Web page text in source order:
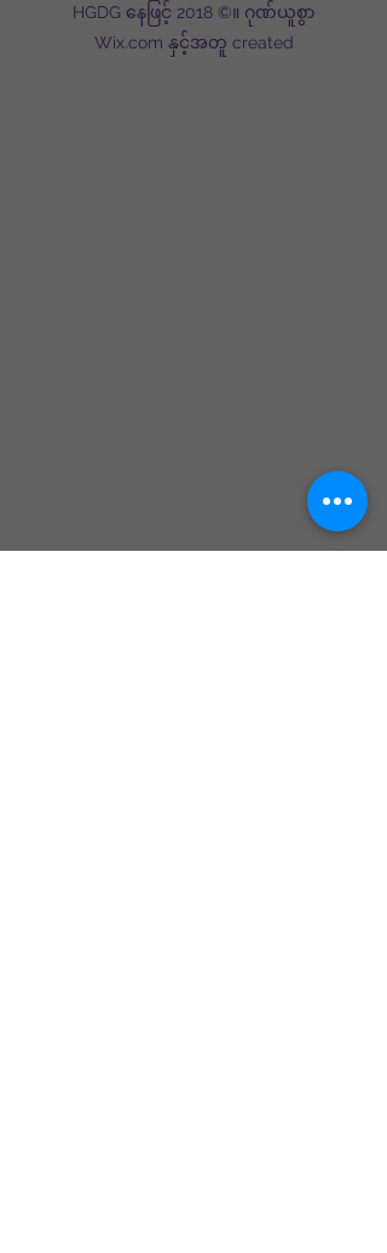
HGDG နေဖြင့် 2018 ©။ ဂုဏ်ယူစွာ
Wix.com နှင့်အတူ created